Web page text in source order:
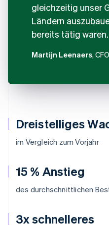
Dreistelliges
im Vergleich zum Vorjahr
15 % Anstieg
des durchschnittlichen
3x schnelleres
gleichzeitig unser
Ländern
bereits tätig waren.
Martijn Leenaers, CFO